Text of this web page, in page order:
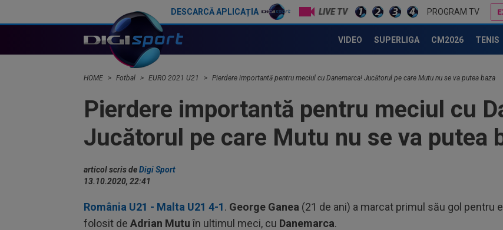
DESCARCĂ APLICAȚIA LIVE TV PROGRAM TV
VIDEO SUPERLIGA CM2026 TENIS
HOME Fotbal EURO 2021 U21 Pierdere importantă pentru meciul cu Danemarca! Jucătorul pe care Mutu nu se va putea baza
Pierdere importantă pentru meciul cu
Jucătorul pe care Mutu nu se va putea
articol scris deDigi Sport
13.10.2020, 22:41
România U21 - Malta U21 4-1. George Ganea (21 de ani) a marcat primul său gol pentru
folosit de Adrian Mutuîn ultimul meci, cu Danemarca.